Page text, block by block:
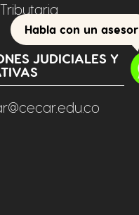
Habla con un asesor
JUDICIALES Y